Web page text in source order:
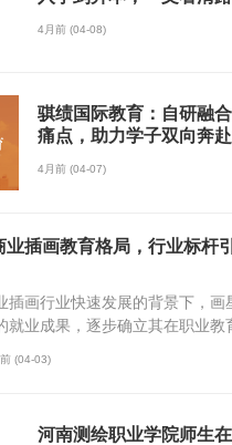
4月前 (04-08)
骐绩国际教育：自研融
痛点，助力学子双向奔
4月前 (04-07)
业插画教育格局，行业标杆
插画行业快速发展的背景下，画
就业成果，逐步确立其在职业教
习—项目实战—职业发展—持续
养并...
(04-03)
河南测绘职业学院师生